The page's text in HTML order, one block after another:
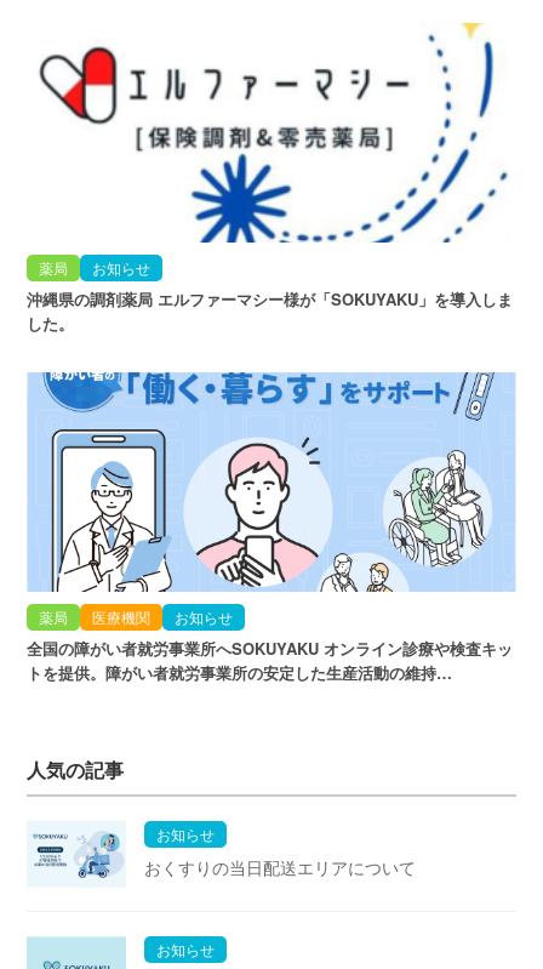
薬局 お知らせ
沖縄県の調剤薬局 エルファーマシー様が「SOKUYAKU」を導入しま
した。
薬局 医療機関 お知らせ
全国の障がい者就労事業所へSOKUYAKU オンライン診療や検査キッ
トを提供。障がい者就労事業所の安定した生産活動の維持…
人気の記事
お知らせ
おくすりの当日配送エリアについて
お知らせ